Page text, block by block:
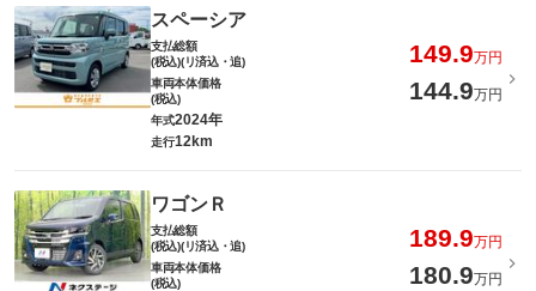
スペーシア
支払総額
(税込)(リ済込・追)
149.9万円
車両本体価格
(税込)
144.9万円
年式2024年
走行12km
ワゴンＲ
支払総額
(税込)(リ済込・追)
189.9万円
車両本体価格
(税込)
180.9万円